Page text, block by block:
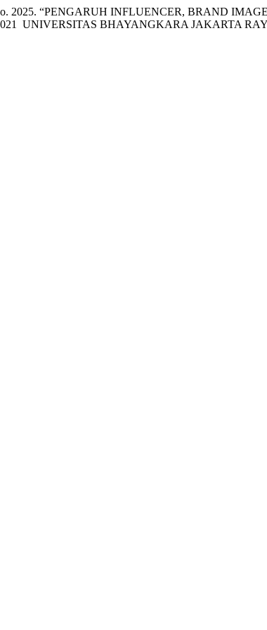
2025. “PENGARUH INFLUENCER, BRAND
UNIVERSITAS BHAYANGKARA JAKARTA